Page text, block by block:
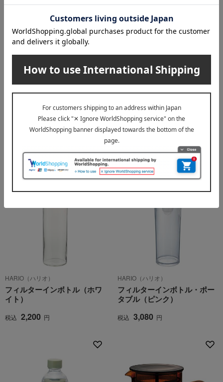
富士ホーロー
miffy face 2L ケトル
4,950 円
藤田 徳太 ＜常滑焼＞BLACK
＆WHITE ささめ三角（BLAC
K）
税込 12,100 円
HARIO（ハリオ）
フィルターインボトル（ホワ
イト）
税込 2,200 円
HARIO（ハリオ）
フィルターインボトル・ポー
タブル（ピンク）
税込 3,080 円